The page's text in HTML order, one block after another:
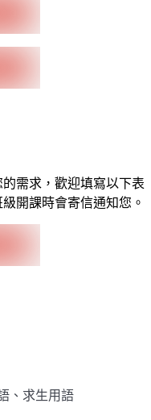
需求，歡迎填寫以下表
開課時會寄信通知您。
、求生用語